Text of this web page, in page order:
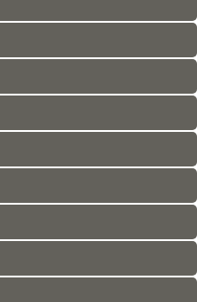
Количество
Упаковка: Рулон
работы